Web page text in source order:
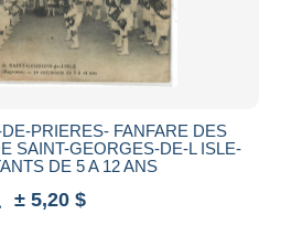
PRIERES- FANFARE DES
SAINT-GEORGES-DE-L ISLE-
DE 5 A 12 ANS
± 5,20 $